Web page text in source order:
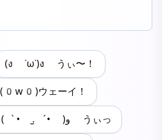
(ง ˙ω˙)ง うぃ〜！
(0w0)ウェーイ！
( •̀ .̫ •́ )و うぃっ